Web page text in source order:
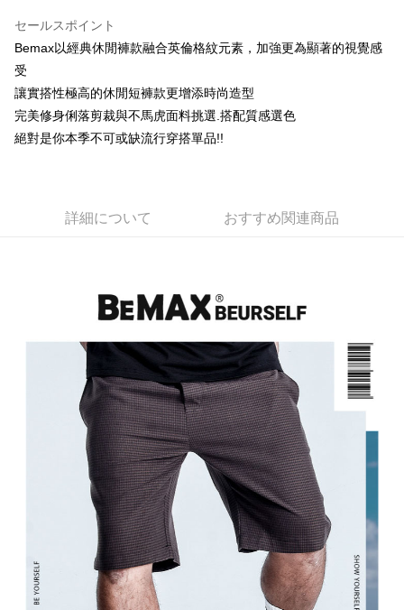
一、 AFTEE代金後払いについて
1.お支払い方法でAFTEE代金後払いを選択すると、携帯電話認証ウィンド
ウが表示されます。
3.注文するときのお支払いは不要です。商品はご指定の住所に配送されま
す。
4.ご注文が完了すると、携帯に支払い通知のSMSが届きます。アプリ会員
の場合は、AFTEE アプリプッシュ通知が届きます。
代金納付期限は最短で 14 日以内ですので、ご注意ください。AFTEE アプ
お支払期限は、ショップが請求した期日と、AFTEEで延長できる日数をも
とに計算されます。AFTEEで注文すると、商品を受け取るまで支払い期限
約商品や商品到着日が比較的遅い商品）。そのため、商品到着の有無に関
わらず、AFTEEで指定された期限内にお支払いください。
二、支払い限度額
1.初回 AFTEEを ご利用の際に、認証結果及び当社の審査の結果に基づ
き、限度額が設定されます。
2.決済金額は最低NT$20です。
3.現在、台湾の会員のみご利用いただけます。
三、利用規約「AFTEE代金後払い」（以下当サービスという）はネットプ
ロテクションズ（以下 AFTEE という）が提供し、AFTEEが代金を徴収し
ます。当サービスご利用の際に提供しなければならない個人情報（注文者
の氏名、電話番号、受取人の氏名、電話番号、受取人住所を含むがこれに
限らない）は、AFTEEに渡され当サービスで必要な範囲内で利用されま
す。AFTEEの個人情報の収集、処理、利用について、詳細はAFTEE公式ホ
ームページの『個人情報の収集、処理及び利用に関する声明』をご参照く
ださい（
https://aftee.tw/privacypolicy/
ATM払い
配送方法
全家付款取貨
配送毎にNT$150
セールスポイント
Bemax以經典休閒褲款融合英倫格紋元素，加強更為顯著的視覺感
受
讓實搭性極高的休閒短褲款更增添時尚造型
完美修身俐落剪裁與不馬虎面料挑選.搭配質感選色
絕對是你本季不可或缺流行穿搭單品!!
詳細について おすすめ関連商品